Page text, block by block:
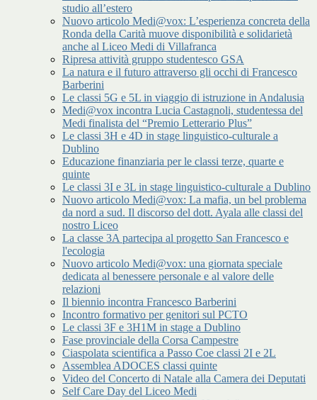
studio all’estero
Nuovo articolo Medi@vox: L’esperienza concreta della
Ronda della Carità muove disponibilità e solidarietà
anche al Liceo Medi di Villafranca
Ripresa attività gruppo studentesco GSA
La natura e il futuro attraverso gli occhi di Francesco
Barberini
Le classi 5G e 5L in viaggio di istruzione in Andalusia
Medi@vox incontra Lucia Castagnoli, studentessa del
Medi finalista del “Premio Letterario Plus”
Le classi 3H e 4D in stage linguistico-culturale a
Dublino
Educazione finanziaria per le classi terze, quarte e
quinte
Le classi 3I e 3L in stage linguistico-culturale a Dublino
Nuovo articolo Medi@vox: La mafia, un bel problema
da nord a sud. Il discorso del dott. Ayala alle classi del
nostro Liceo
La classe 3A partecipa al progetto San Francesco e
l'ecologia
Nuovo articolo Medi@vox: una giornata speciale
dedicata al benessere personale e al valore delle
relazioni
Il biennio incontra Francesco Barberini
Incontro formativo per genitori sul PCTO
Le classi 3F e 3H1M in stage a Dublino
Fase provinciale della Corsa Campestre
Ciaspolata scientifica a Passo Coe classi 2I e 2L
Assemblea ADOCES classi quinte
Video del Concerto di Natale alla Camera dei Deputati
Self Care Day del Liceo Medi